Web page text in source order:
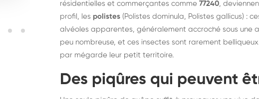
résidentielles et commerçantes comme 77240,
profil, les polistes (Polistes dominula, Polistes gallicus) :
alvéoles apparentes, généralement accroché sous une
peu nombreuse, et ces insectes sont rarement
par mégarde leur petit territoire.
Des piqûres qui peuvent